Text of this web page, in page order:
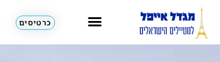
כרטיסים